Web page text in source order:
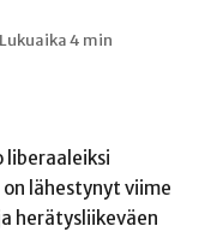
Lukuaika 4 min
liberaaleiksi
lähestynyt viime
herätysliikeväen